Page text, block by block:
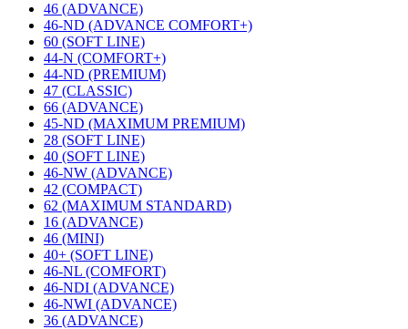
46 (ADVANCE)
46-ND (ADVANCE COMFORT+)
60 (SOFT LINE)
44-N (COMFORT+)
44-ND (PREMIUM)
47 (CLASSIC)
66 (ADVANCE)
45-ND (MAXIMUM PREMIUM)
28 (SOFT LINE)
40 (SOFT LINE)
46-NW (ADVANCE)
42 (COMPACT)
62 (MAXIMUM STANDARD)
16 (ADVANCE)
46 (MINI)
40+ (SOFT LINE)
46-NL (COMFORT)
46-NDI (ADVANCE)
46-NWI (ADVANCE)
36 (ADVANCE)